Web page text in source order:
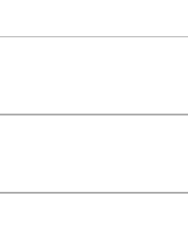
microblading wordt elk
wenkbrauwen. Liever